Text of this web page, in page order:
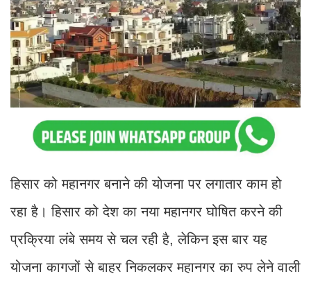
हिसार को महानगर बनाने की योजना पर लगातार काम हो
रहा है। हिसार को देश का नया महानगर घोषित करने की
प्रक्रिया लंबे समय से चल रही है, लेकिन इस बार यह
योजना कागजों से बाहर निकलकर महानगर का रुप लेने वाली